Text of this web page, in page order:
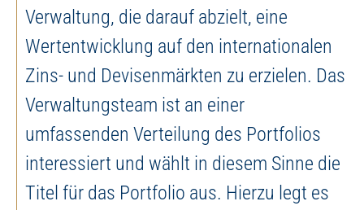
Verwaltung, die darauf abzielt, eine
Wertentwicklung auf den internationalen
Zins- und Devisenmärkten zu erzielen. Das
Verwaltungsteam ist an einer
umfassenden Verteilung des Portfolios
interessiert und wählt in diesem Sinne die
Titel für das Portfolio aus. Hierzu legt es